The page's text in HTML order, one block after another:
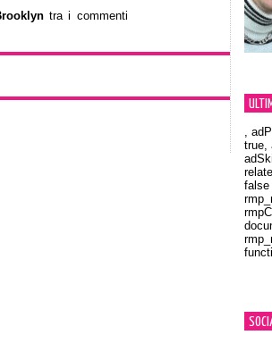
tra i commenti
,
true,
false